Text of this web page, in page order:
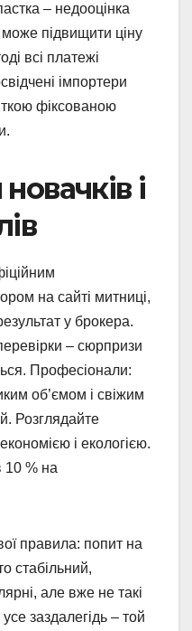
– недооцінка
підвищити ціну
всі платежі
імпортери
фіксованою
і
на сайті митниці,
у брокера.
– сюрпризи
Професіонали:
об’ємом і свіжим
Розглядайте
і екологією.
10 % на
правила: попит на
стабільний,
але вже не такі
заздалегідь – той